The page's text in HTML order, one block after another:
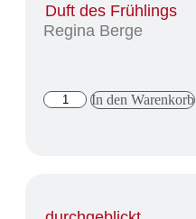
Duft des Frühlings
Regina Berge
In den Warenkorb